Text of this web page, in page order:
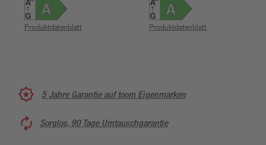
Produktdatenblatt Produktdatenblatt
5 Jahre Garantie auf toom Eigenmarken
Sorglos, 90 Tage Umtauschgarantie